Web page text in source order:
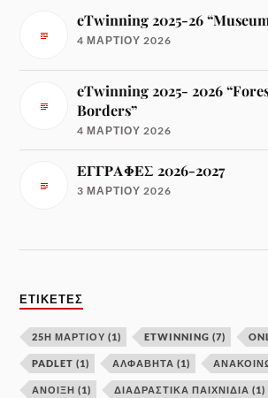
eTwinning 2025-26
4 ΜΑΡΤΊΟΥ 2026
eTwinning 2025- 2026
Borders”
4 ΜΑΡΤΊΟΥ 2026
ΕΓΓΡΑΦΕΣ 2026-2027
3 ΜΑΡΤΊΟΥ 2026
ΕΤΙΚΈΤΕΣ
25Η ΜΑΡΤΙΟΥ (1) ETWINNING (7)
PADLET (1) ΑΛΦΑΒΗΤΑ (1)
ΑΝΟΙΞΗ (1) ΔΙΑΔΡΑΣΤΙΚΑ ΠΑΙΧΝΙΔΙΑ (1)